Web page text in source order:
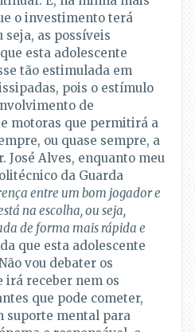
o investimento terá
seja, as possíveis
esta adolescente
tão estimulada em
pois o estímulo
de
motoras que permitirá a
ou quase sempre, a
José Alves, enquanto meu
da Guarda
entre um bom jogador e
na escolha, ou seja,
de forma mais rápida e
que esta adolescente
vou debater os
irá receber nem os
que pode cometer,
suporte mental para